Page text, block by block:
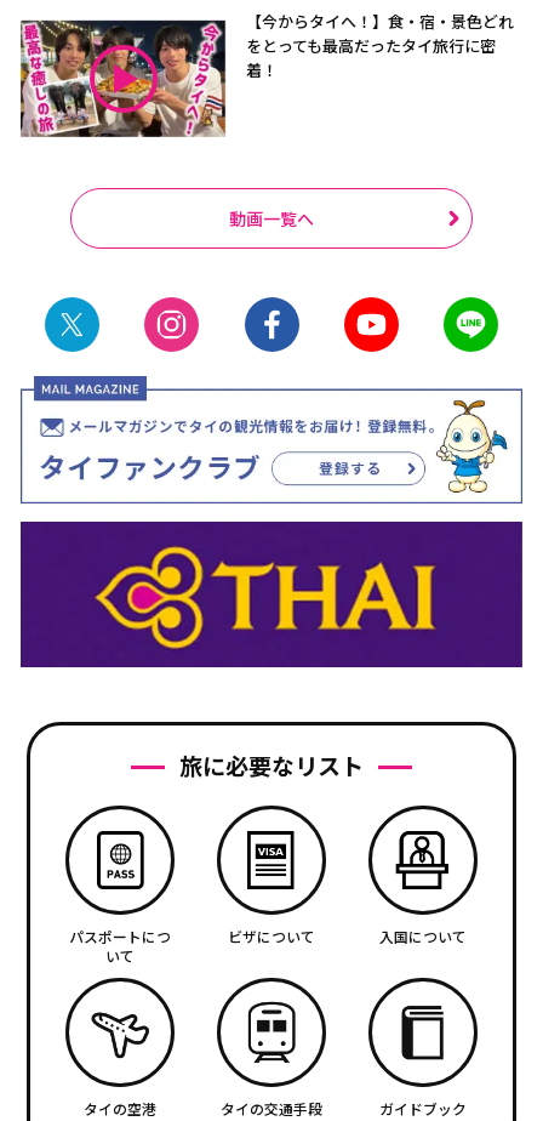
【今からタイへ！】食・宿・景色どれ
をとっても最高だったタイ旅行に密
着！
動画一覧へ
旅に必要なリスト
パスポートにつ
いて
ビザについて 入国について
タイの空港 タイの交通手段 ガイドブック